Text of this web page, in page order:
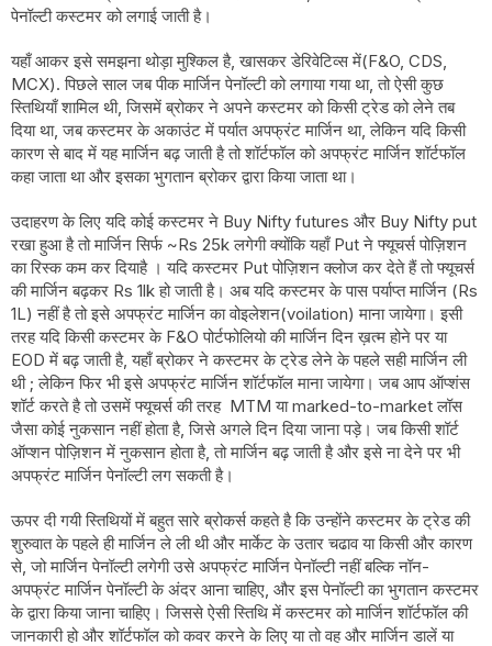
पेनॉल्टी कस्टमर को लगाई जाती है।
यहाँ आकर इसे समझना थोड़ा मुश्किल है, खासकर डेरिवेटिव्स में(F&O, CDS,
MCX). पिछले साल जब पीक मार्जिन पेनॉल्टी को लगाया गया था, तो ऐसी कुछ
स्तिथियाँ शामिल थी, जिसमें ब्रोकर ने अपने कस्टमर को किसी ट्रेड को लेने तब
दिया था, जब कस्टमर के अकाउंट में पर्यात अपफ्रंट मार्जिन था, लेकिन यदि किसी
कारण से बाद में यह मार्जिन बढ़ जाती है तो शॉर्टफॉल को अपफ्रंट मार्जिन शॉर्टफॉल
कहा जाता था और इसका भुगतान ब्रोकर द्वारा किया जाता था।
उदाहरण के लिए यदि कोई कस्टमर ने Buy Nifty futures और Buy Nifty put
रखा हुआ है तो मार्जिन सिर्फ ~Rs 25k लगेगी क्योंकि यहाँ Put ने फ्यूचर्स पोज़िशन
का रिस्क कम कर दियाहै । यदि कस्टमर Put पोज़िशन क्लोज कर देते हैं तो फ्यूचर्स
की मार्जिन बढ़कर Rs 1lk हो जाती है। अब यदि कस्टमर के पास पर्याप्त मार्जिन (Rs
1L) नहीं है तो इसे अपफ्रंट मार्जिन का वोइलेशन(voilation) माना जायेगा। इसी
तरह यदि किसी कस्टमर के F&O पोर्टफोलियो की मार्जिन दिन ख़त्म होने पर या
EOD में बढ़ जाती है, यहाँ ब्रोकर ने कस्टमर के ट्रेड लेने के पहले सही मार्जिन ली
थी ; लेकिन फिर भी इसे अपफ्रंट मार्जिन शॉर्टफॉल माना जायेगा। जब आप ऑप्शंस
शॉर्ट करते है तो उसमें फ्यूचर्स की तरह MTM या marked-to-market लॉस
जैसा कोई नुकसान नहीं होता है, जिसे अगले दिन दिया जाना पड़े। जब किसी शॉर्ट
ऑप्शन पोज़िशन में नुकसान होता है, तो मार्जिन बढ़ जाती है और इसे ना देने पर भी
अपफ्रंट मार्जिन पेनॉल्टी लग सकती है।
ऊपर दी गयी स्तिथियों में बहुत सारे ब्रोकर्स कहते है कि उन्होंने कस्टमर के ट्रेड की
शुरुवात के पहले ही मार्जिन ले ली थी और मार्केट के उतार चढाव या किसी और कारण
से, जो मार्जिन पेनॉल्टी लगेगी उसे अपफ्रंट मार्जिन पेनॉल्टी नहीं बल्कि नॉन-
अपफ्रंट मार्जिन पेनॉल्टी के अंदर आना चाहिए, और इस पेनॉल्टी का भुगतान कस्टमर
के द्वारा किया जाना चाहिए। जिससे ऐसी स्तिथि में कस्टमर को मार्जिन शॉर्टफॉल की
जानकारी हो और शॉर्टफॉल को कवर करने के लिए या तो वह और मार्जिन डालें या